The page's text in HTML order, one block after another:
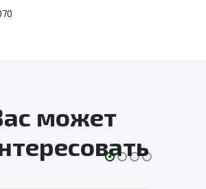
может